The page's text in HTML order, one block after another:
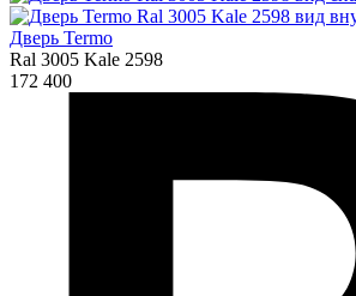
Дверь Termo
Ral 3005 Kale 2598
172 400